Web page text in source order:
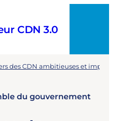
CDN 3.0
des CDN ambitieuses et
du gouvernement